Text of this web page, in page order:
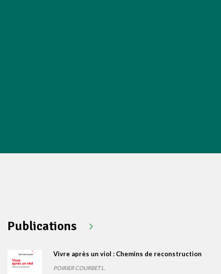
Publications
Vivre après un viol : Chemins de reconstruction
POIRIER COURBET L.